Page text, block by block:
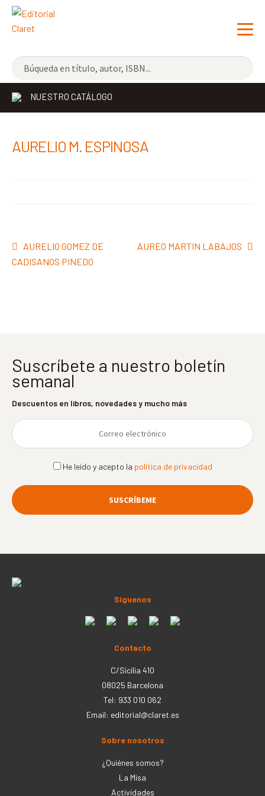
NOVEDADES
LOS MÁS VENDIDOS
NUESTRO CATÁLOGO
AURELIO M. ESPINOSA
Navegación
de
Anterior:
AURELIO GOMEZ DE
CADISANOS PINEDO
Siguiente:
AUREO MARTIN LABAJOS
Suscríbete a nuestro boletín
semanal
Descuentos en libros, novedades y mucho más
He leído y acepto la política de privacidad
Síguenos
Contacto
C/Sicília 410
08025 Barcelona
Tel: 933 010 062
Email: editorial@claret.es
Sobre nosotros
¿Quiénes somos?
La Misa
Actividades